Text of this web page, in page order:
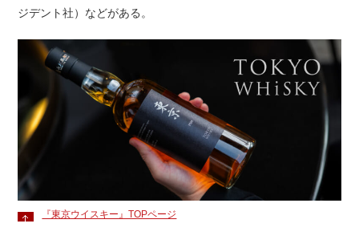
ジデント社）などがある。
『東京ウイスキー』TOPページ